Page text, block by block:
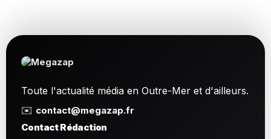
Toute l'actualité média en Outre-Mer et d'ailleurs.
✉️ contact@megazap.fr
Contact Rédaction